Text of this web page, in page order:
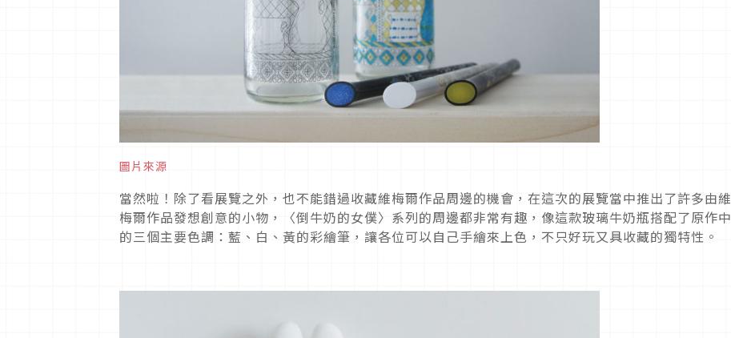
圖片來源
當然啦！除了看展覽之外，也不能錯過收藏維梅爾作品周邊的機會，在這次的展覽當中推出了許多由維
梅爾作品發想創意的小物，〈倒牛奶的女僕〉系列的周邊都非常有趣，像這款玻璃牛奶瓶搭配了原作中
的三個主要色調：藍、白、黃的彩繪筆，讓各位可以自己手繪來上色，不只好玩又具收藏的獨特性。